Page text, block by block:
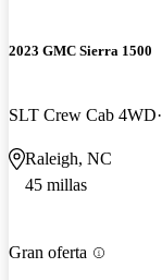
2023 GMC Sierra 1500
SLT Crew Cab 4WD
Raleigh, NC
45 millas
Gran oferta